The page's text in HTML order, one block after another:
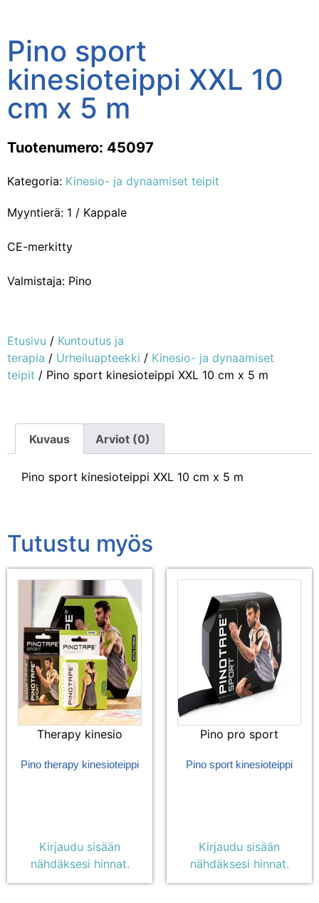
Pino sport
kinesioteippi XXL 10
cm x 5 m
Tuotenumero: 45097
Kategoria: Kinesio- ja dynaamiset teipit
Myyntierä: 1 / Kappale
CE-merkitty
Valmistaja: Pino
Etusivu / Kuntoutus ja
terapia / Urheiluapteekki / Kinesio- ja dynaamiset
teipit / Pino sport kinesioteippi XXL 10 cm x 5 m
Kuvaus Arviot (0)
Pino sport kinesioteippi XXL 10 cm x 5 m
Tutustu myös
Therapy kinesio
Pino therapy kinesioteippi
Kirjaudu sisään
nähdäksesi hinnat.
Pino pro sport
Pino sport kinesioteippi
Kirjaudu sisään
nähdäksesi hinnat.